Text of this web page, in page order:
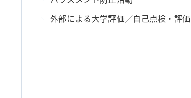
外部による大学評価／自己点検・評価